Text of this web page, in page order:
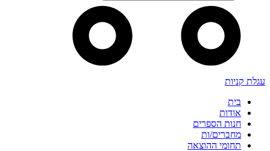
עגלת קניות
בית
אודות
חנות הספרים
מחברים/ות
תחומי ההוצאה